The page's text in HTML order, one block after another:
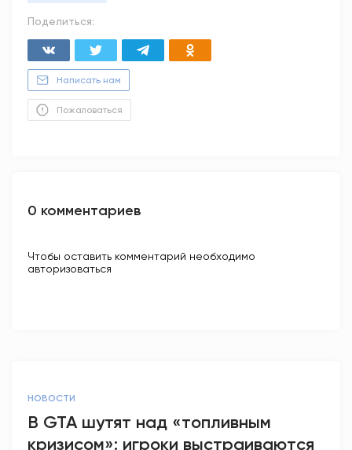
Поделиться:
Написать нам
Пожаловаться
0 комментариев
Чтобы оставить комментарий необходимо
авторизоваться
НОВОСТИ
В GTA шутят над «топливным
кризисом»: игроки выстраиваются